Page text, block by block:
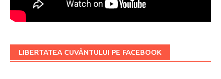
LIBERTATEA CUVÂNTULUI PE FACEBOOK